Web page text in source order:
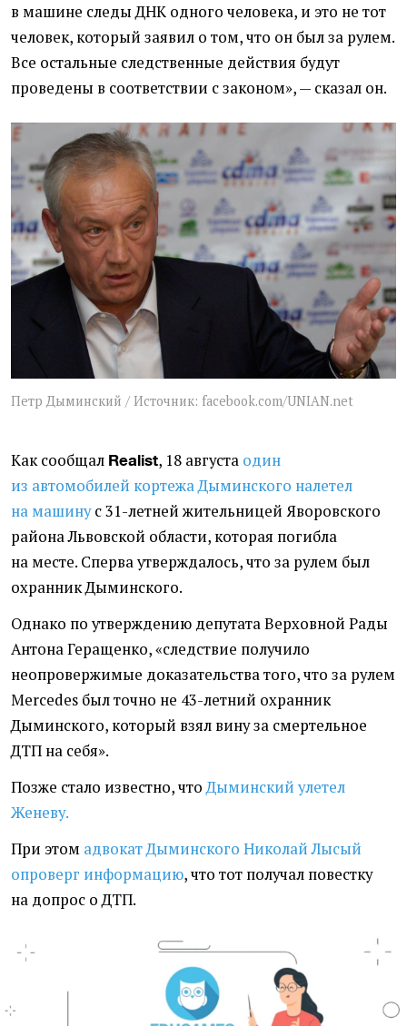
в машине следы ДНК одного человека, и это не тот
человек, который заявил о том, что он был за рулем.
Все остальные следственные действия будут
проведены в соответствии с законом», — сказал он.
Петр Дыминский / Источник: facebook.com/UNIAN.net
Как сообщал Realist, 18 августа один
из автомобилей кортежа Дыминского налетел
на машинус 31-летней жительницей Яворовского
района Львовской области, которая погибла
на месте. Сперва утверждалось, что за рулем был
охранник Дыминского.
Однако по утверждению депутата Верховной Рады
Антона Геращенко, «следствие получило
неопровержимые доказательства того, что за рулем
Mercedes был точно не 43-летний охранник
Дыминского, который взял вину за смертельное
ДТП на себя».
Позже стало известно, чтоДыминский улетел
Женеву.
При этом адвокат Дыминского Николай Лысый
опроверг информацию, что тот получал повестку
на допрос о ДТП.